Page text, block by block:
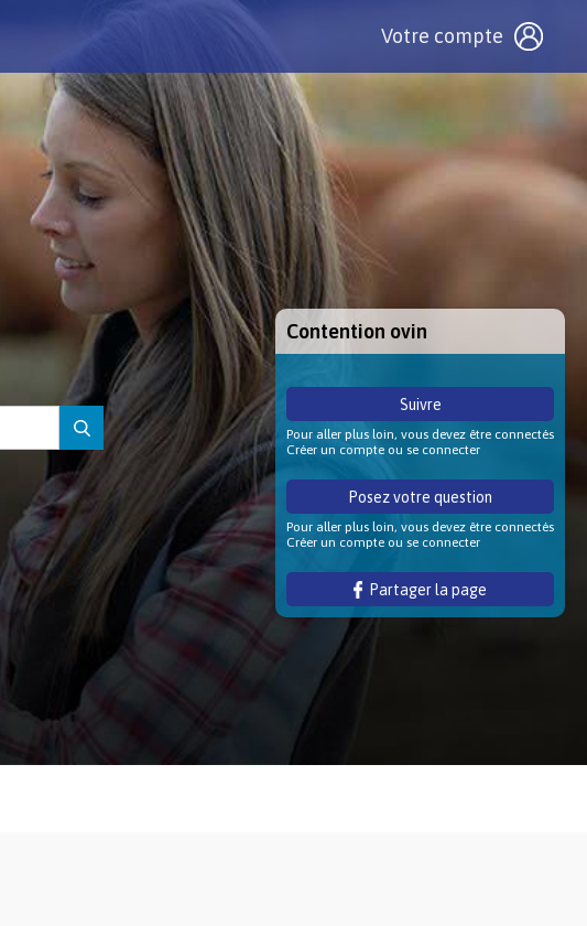
Votre compte
Contention ovin
Suivre
Pour aller plus loin, vous devez être connectés
Créer un compte ou se connecter
Posez votre question
Pour aller plus loin, vous devez être connectés
Créer un compte ou se connecter
Partager la page